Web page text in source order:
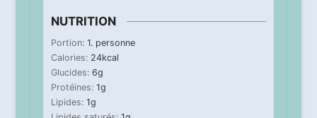
NUTRITION
Portion: 1. personne
Calories: 24kcal
Glucides: 6g
Protéines: 1g
Lipides: 1g